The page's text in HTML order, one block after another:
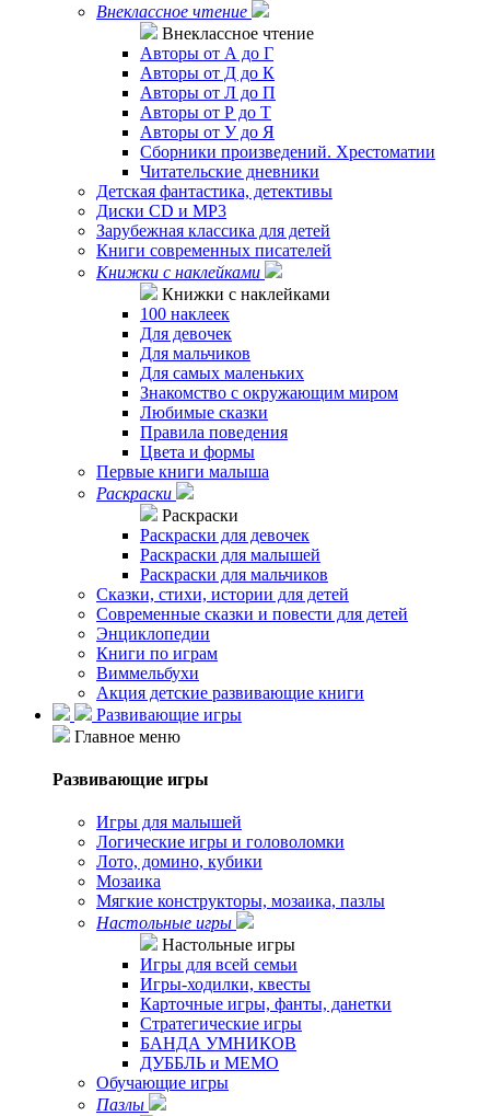
Внеклассное чтение
Внеклассное чтение
Авторы от А до Г
Авторы от Д до К
Авторы от Л до П
Авторы от Р до Т
Авторы от У до Я
Сборники произведений. Хрестоматии
Читательские дневники
Детская фантастика, детективы
Диски CD и MP3
Зарубежная классика для детей
Книги современных писателей
Книжки с наклейками
Книжки с наклейками
100 наклеек
Для девочек
Для мальчиков
Для самых маленьких
Знакомство с окружающим миром
Любимые сказки
Правила поведения
Цвета и формы
Первые книги малыша
Раскраски
Раскраски
Раскраски для девочек
Раскраски для малышей
Раскраски для мальчиков
Сказки, стихи, истории для детей
Современные сказки и повести для детей
Энциклопедии
Книги по играм
Виммельбухи
Акция детские развивающие книги
Развивающие игры
Главное меню
Развивающие игры
Игры для малышей
Логические игры и головоломки
Лото, домино, кубики
Мозаика
Мягкие конструкторы, мозаика, пазлы
Настольные игры
Настольные игры
Игры для всей семьи
Игры-ходилки, квесты
Карточные игры, фанты, данетки
Стратегические игры
БАНДА УМНИКОВ
ДУББЛЬ и МЕМО
Обучающие игры
Пазлы